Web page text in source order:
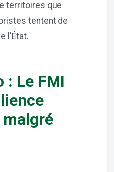
territoires que
tentent de
l'État.
: Le FMI